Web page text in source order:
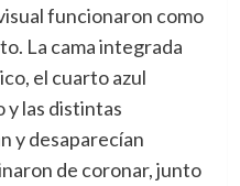
funcionaron como
La cama integrada
el cuarto azul
y las distintas
y desaparecían
de coronar, junto